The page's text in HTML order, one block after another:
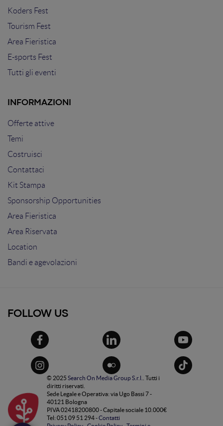
Koders Fest
Tourism Fest
Area Fieristica
E-sports Fest
Tutti gli eventi
INFORMAZIONI
Offerte attive
Temi
Costruisci
Contattaci
Kit Stampa
Sponsorship Opportunities
Area Fieristica
Area Riservata
Location
Bandi e agevolazioni
FOLLOW US
© 2025 Search On Media Group S.r.l.
. Tutti i
diritti riservati.
Sede Legale e Operativa: via Ugo Bassi 7 -
40121 Bologna
PIVA 02418200800 - Capitale sociale 10.000€
Tel: 051 09 51 294 -Contatti